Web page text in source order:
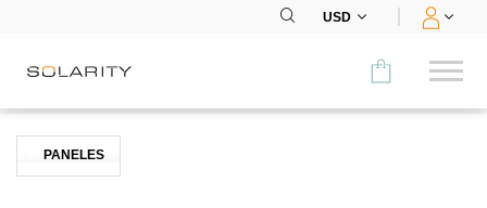
USD
PANELES